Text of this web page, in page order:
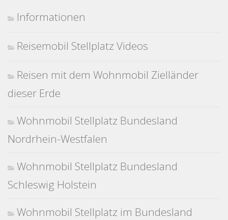
Informationen
Reisemobil Stellplatz Videos
Reisen mit dem Wohnmobil Zielländer
dieser Erde
Wohnmobil Stellplatz Bundesland
Nordrhein-Westfalen
Wohnmobil Stellplatz Bundesland
Schleswig Holstein
Wohnmobil Stellplatz im Bundesland